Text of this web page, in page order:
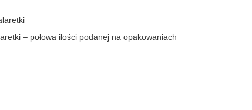
– połowa ilości podanej na opakowaniach